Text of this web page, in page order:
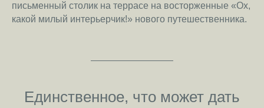
письменный столик на террасе на восторженные «Ох,
какой милый интерьерчик!» нового путешественника.
Единственное, что может дать